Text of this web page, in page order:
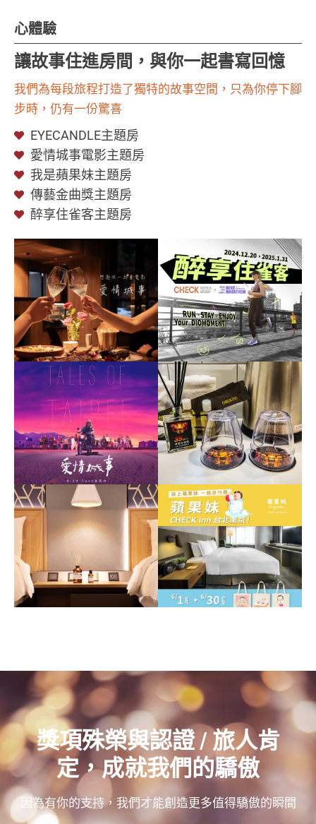
心體驗
讓故事住進房間，與你一起書寫回憶
我們為每段旅程打造了獨特的故事空間，只為你停下腳
步時，仍有一份驚喜
EYECANDLE主題房
愛情城事電影主題房
我是蘋果妹主題房
傳藝金曲獎主題房
醉享住雀客主題房
獎項殊榮與認證 / 旅人肯
定，成就我們的驕傲
因為有你的支持，我們才能創造更多值得驕傲的瞬間